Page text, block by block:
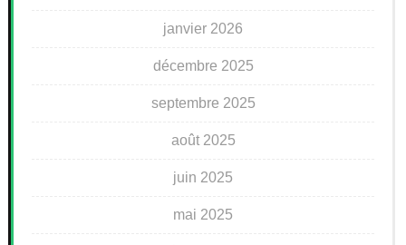
janvier 2026
décembre 2025
septembre 2025
août 2025
juin 2025
mai 2025